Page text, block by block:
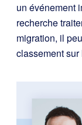
un événement
recherche
migration, il
classement